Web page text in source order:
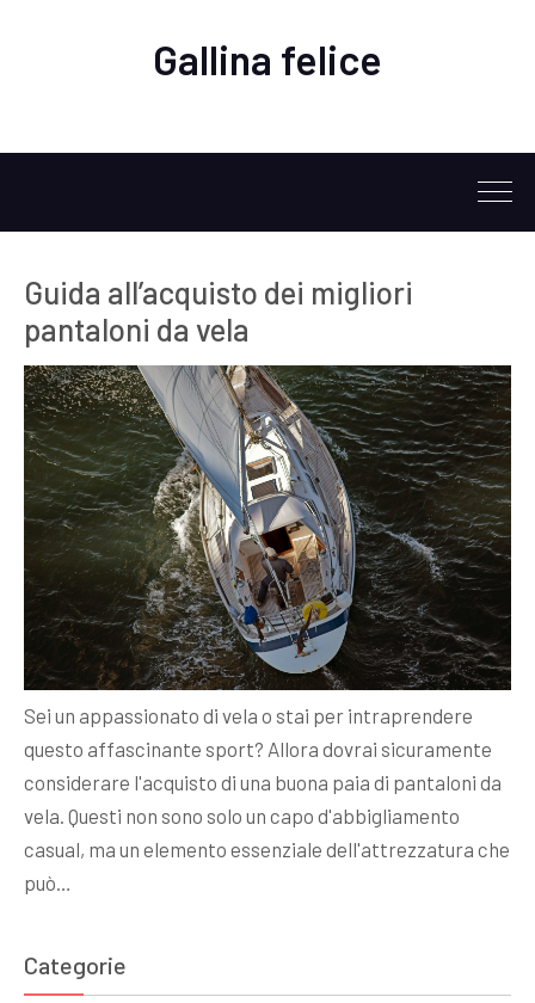
Gallina felice
Guida all’acquisto dei migliori
pantaloni da vela
Sei un appassionato di vela o stai per intraprendere
questo affascinante sport? Allora dovrai sicuramente
considerare l'acquisto di una buona paia di pantaloni da
vela. Questi non sono solo un capo d'abbigliamento
casual, ma un elemento essenziale dell'attrezzatura che
può…
Categorie